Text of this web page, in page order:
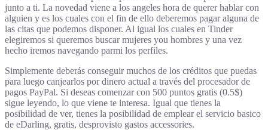
junto a ti. La novedad viene a los angeles hora de querer hablar con
alguien y es los cuales con el fin de ello deberemos pagar alguna de
las citas que podemos disponer. Al igual los cuales en Tinder
elegiremos si queremos buscar mujeres you hombres y una vez
hecho iremos navegando parmi los perfiles.
Simplemente deberás conseguir muchos de los créditos que puedas
para luego canjearlos por dinero actual a través del procesador de
pagos PayPal. Si deseas comenzar con 500 puntos gratis (0.5$)
sigue leyendo, lo que viene te interesa. Igual que tienes la
posibilidad de ver, tienes la posibilidad de emplear el servicio basico
de eDarling, gratis, desprovisto gastos accessories.